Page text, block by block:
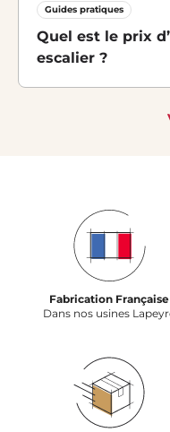
Guides pratiques
Quel est le prix
escalier ?
Fabrication Française
Dans nos usines